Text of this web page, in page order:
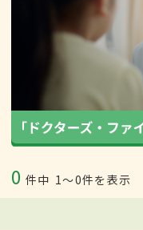
0 件中 1〜0件を表示